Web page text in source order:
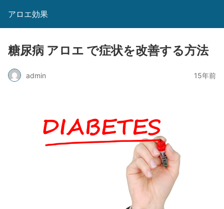
アロエ効果
糖尿病 アロエ で症状を改善する方法
admin 15年前